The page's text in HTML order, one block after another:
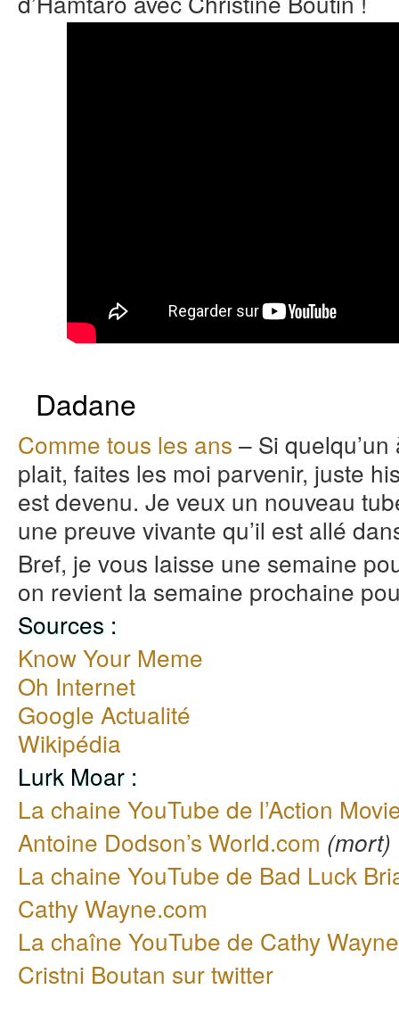
Dadane
Comme tous les ans – Si
plait, faites les moi parvenir, juste
est devenu. Je veux un nouveau
une preuve vivante qu’il est allé
Bref, je vous laisse une semaine
on revient la semaine prochaine
Sources :
Know Your Meme
Oh Internet
Google Actualité
Wikipédia
Lurk Moar :
La chaine YouTube de l’Action
Antoine Dodson’s World.com (mort)
La chaine YouTube de Bad Luck
Cathy Wayne.com
La chaîne YouTube de Cathy Wayne
Cristni Boutan sur twitter